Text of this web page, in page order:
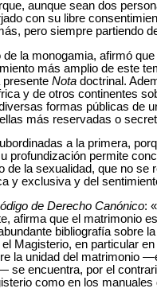
aunque sean dos
con su libre
pero siempre partiendo
de la monogamia, afirmó
más amplio de este
presente Nota doctrinal.
y de otros continentes
formas públicas de
más reservadas o
a la primera,
profundización permite
de la sexualidad, que no
y exclusiva y del
de Derecho Canónico:
afirma que el matrimonio
bibliografía sobre
Magisterio, en particular
la unidad del matrimonio
se encuentra, por el
como en los